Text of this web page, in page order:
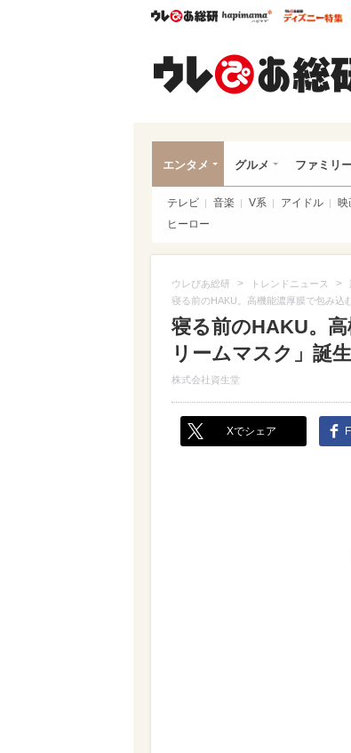
ウレぴあ総研ハピママ*
エンタメ グルメ ファミリ
テレビ 音楽 V系 アイドル 映
ヒーロー
ウレぴあ総研 > トレンドニュース >
寝る前のHAKU。高機能濃厚膜で包み込
寝る前のHAKU。
リームマスク」誕
株式会社資生堂
Xでシェア